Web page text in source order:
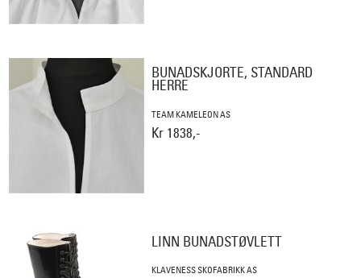
BUNADSKJORTE, STANDARD
HERRE
TEAM KAMELEON AS
Kr 1838,-
LINN BUNADSTØVLETT
KLAVENESS SKOFABRIKK AS